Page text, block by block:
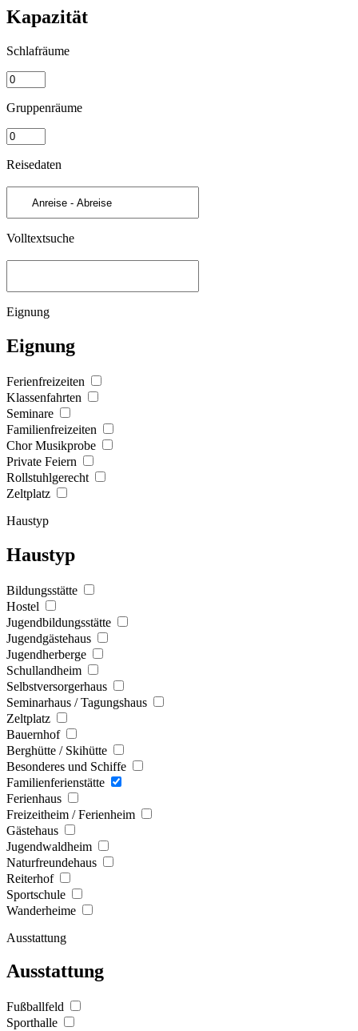
Kapazität
Schlafräume
Gruppenräume
Reisedaten
Volltextsuche
Eignung
Eignung
Ferienfreizeiten
Klassenfahrten
Seminare
Familienfreizeiten
Chor Musikprobe
Private Feiern
Rollstuhlgerecht
Zeltplatz
Haustyp
Haustyp
Bildungsstätte
Hostel
Jugendbildungsstätte
Jugendgästehaus
Jugendherberge
Schullandheim
Selbstversorgerhaus
Seminarhaus / Tagungshaus
Zeltplatz
Bauernhof
Berghütte / Skihütte
Besonderes und Schiffe
Familienferienstätte
Ferienhaus
Freizeitheim / Ferienheim
Gästehaus
Jugendwaldheim
Naturfreundehaus
Reiterhof
Sportschule
Wanderheime
Ausstattung
Ausstattung
Fußballfeld
Sporthalle